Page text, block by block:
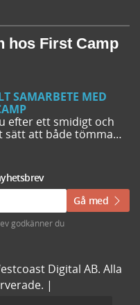
Vi ger dig några
på ställplatser och
så att du kan
hos First Camp
SAMARBETE MED
efter ett smidigt och
sätt att både tömma
att svänga in
av de närmare 50
destinationerna i
Kanske kommer du
en ny
Gå med
godkänner du
Digital AB. Alla
|